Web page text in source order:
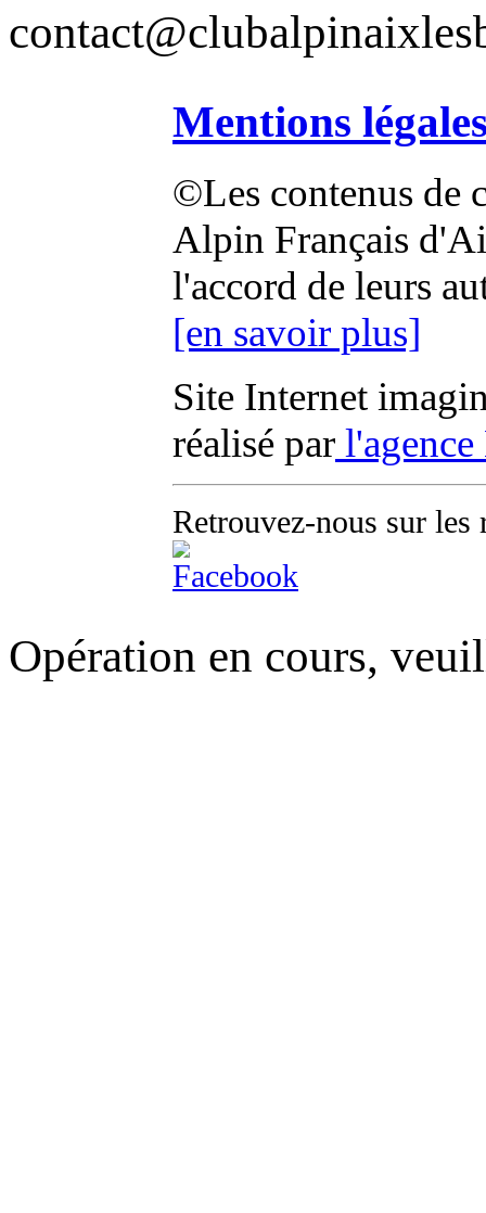
Mentions
©Les contenus de
Alpin Français
l'accord de leurs
[en savoir plus]
Site Internet
réalisé par
Retrouvez-nous sur les
Opération en cours,